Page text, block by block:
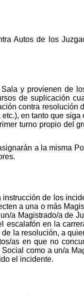
Autos de los
y provienen de
de suplicación
contra resolución
en tanto que siga
turno propio del
a la misma
de los
a una o más
a Magistrado/a de
escalafón en la
la resolución, a
as en que no
como a un/a
el incidente.